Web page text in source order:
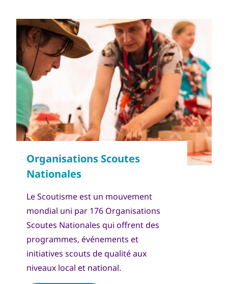
Le Scoutisme est un mouvement
mondial uni par 176 Organisations
Scoutes Nationales qui offrent des
programmes, événements et
initiatives scouts de qualité aux
niveaux local et national.